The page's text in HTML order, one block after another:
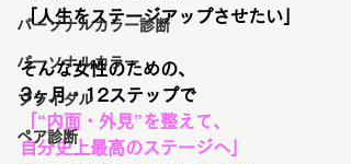
パーソナルカラー診断
パーソナルカラー
ブライダル
ペア診断
「人生をステージアップさせたい」
そんな女性のための、
3ヶ月・12ステップで
「“内面・外見”を整えて、
自分史上最高のステージへ」